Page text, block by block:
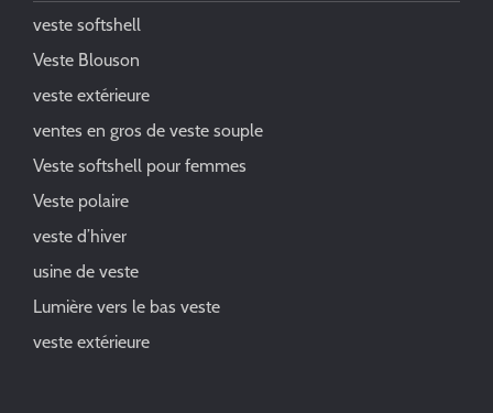
veste softshell
Veste Blouson
veste extérieure
ventes en gros de veste souple
Veste softshell pour femmes
Veste polaire
veste d’hiver
usine de veste
Lumière vers le bas veste
veste extérieure